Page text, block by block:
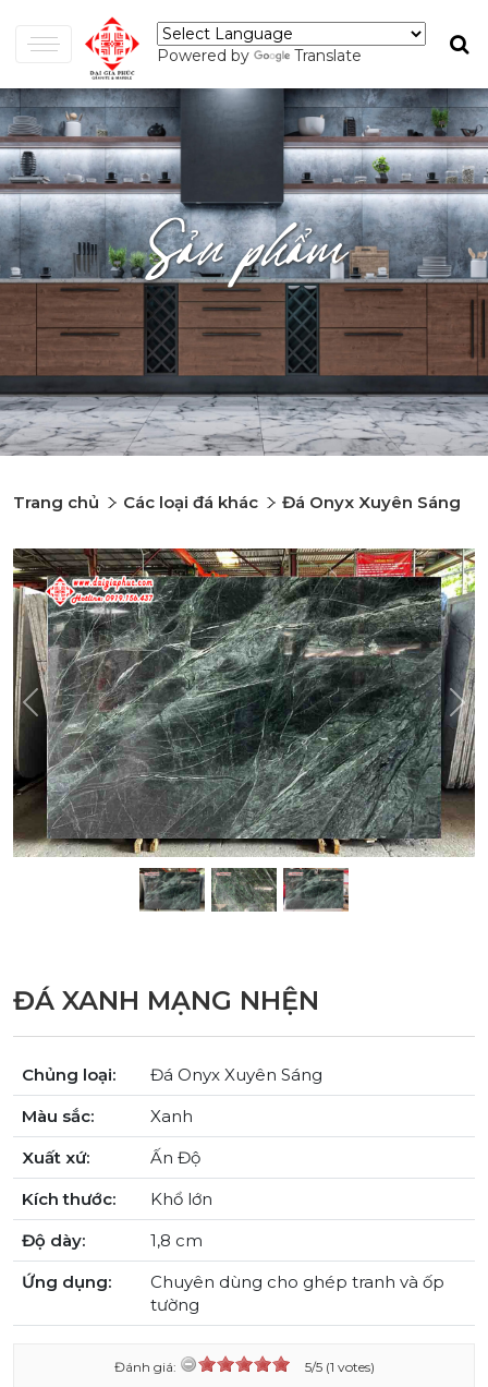
Powered by Translate
Sản phẩm
Trang chủ Các loại đá khác Đá Onyx Xuyên Sáng
Previous
ĐÁ XANH MẠNG NHỆN
Chủng loại:
Đá Onyx Xuyên Sáng
Màu sắc:
Xanh
Xuất xứ:
Ấn Độ
Kích thước:
Khổ lớn
Độ dày:
1,8 cm
Ứng dụng:
Chuyên dùng cho ghép tranh và ốp
tường
Đánh giá: 5/5 (1 votes)